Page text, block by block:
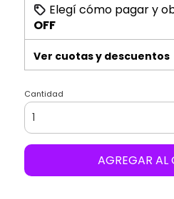
Elegí cómo pagar y
OFF
Ver cuotas y descuentos
Cantidad
AGREGAR AL